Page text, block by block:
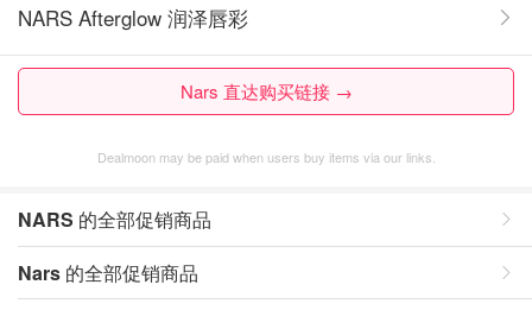
NARS Afterglow 润泽唇彩
Nars 直达购买链接 →
Dealmoon may be paid when users buy items via our links.
NARS 的全部促销商品
Nars 的全部促销商品